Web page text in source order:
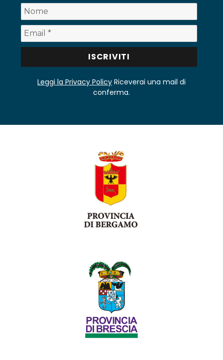
Leggi la Privacy Policy Riceverai una mail di
conferma.